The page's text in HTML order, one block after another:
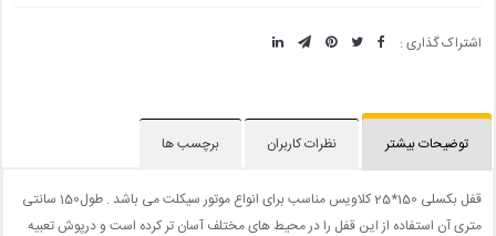
اشتراک گذاری :
توضیحات بیشتر نظرات کاربران برچسب ها
قفل بکسلی 150*25 کلاویس مناسب برای انواع موتور سیکلت می باشد . طول150 سانتی
متری آن استفاده از این قفل را در محیط های مختلف آسان تر کرده است و درپوش تعبیه